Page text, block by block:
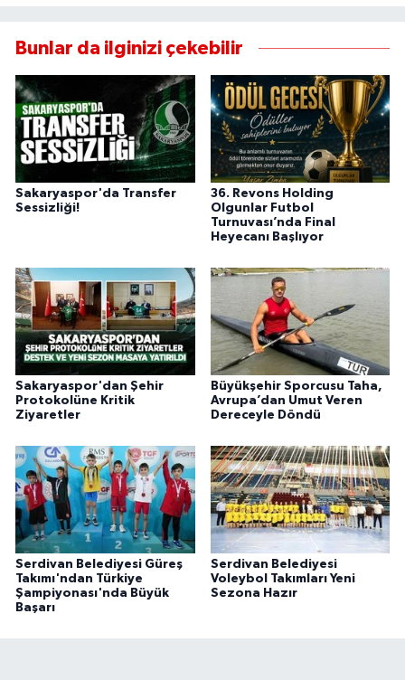
Bunlar da ilginizi çekebilir
Sakaryaspor'da Transfer
Sessizliği!
36. Revons Holding
Olgunlar Futbol
Turnuvası’nda Final
Heyecanı Başlıyor
Sakaryaspor'dan Şehir
Protokolüne Kritik
Ziyaretler
Büyükşehir Sporcusu Taha,
Avrupa’dan Umut Veren
Dereceyle Döndü
Serdivan Belediyesi Güreş
Takımı'ndan Türkiye
Şampiyonası'nda Büyük
Başarı
Serdivan Belediyesi
Voleybol Takımları Yeni
Sezona Hazır